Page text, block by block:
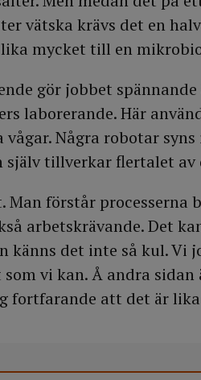
vätska krävs det en
mycket till en
gör jobbet
laborerande. Här
vågar. Några robotar
tillverkar flertalet av
Man förstår processerna
arbetskrävande. Det
känns det inte så kul. Vi
vi kan. Å andra
fortfarande att det är